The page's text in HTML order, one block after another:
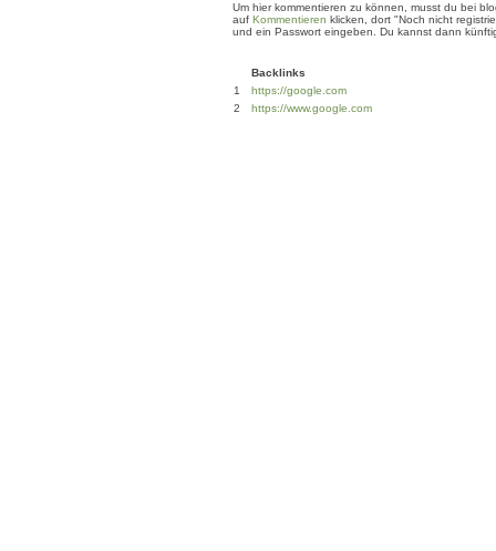
Um hier kommentieren zu können, musst du bei
auf Kommentieren klicken, dort "Noch nicht
und ein Passwort eingeben. Du kannst dann
Backlinks
1
https://google.com
2
https://www.google.com